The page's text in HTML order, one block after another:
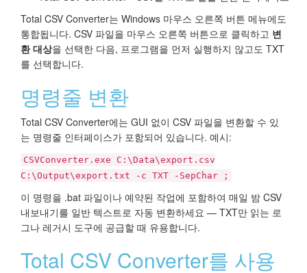
Total CSV Converter는 Windows 마우스 오른쪽 버튼 메뉴에도
통합됩니다. CSV 파일을 마우스 오른쪽 버튼으로 클릭하고 변
환 대상을 선택한 다음, 프로그램을 먼저 실행하지 않고도 TXT
를 선택합니다.
명령줄 변환
Total CSV Converter에는 GUI 없이 CSV 파일을 변환할 수 있
는 명령줄 인터페이스가 포함되어 있습니다. 예시:
CSVConverter.exe C:\Data\export.csv
C:\Output\export.txt -c TXT -SepChar ;
이 명령을 .bat 파일이나 예약된 작업에 포함하여 매일 밤 CSV
내보내기를 일반 텍스트로 자동 변환하세요 — TXT만 읽는 로
그나 레거시 도구에 공급할 때 유용합니다.
Total CSV Converter를 사용